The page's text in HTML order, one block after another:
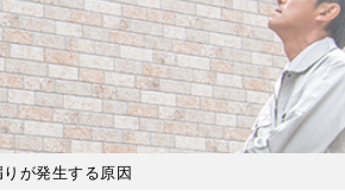
が発生する原因